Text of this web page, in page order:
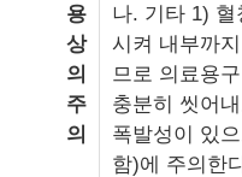
용
상
의
주
의
나. 기타 1)
시켜 내부까
므로 의료용
충분히 씻어
폭발성이 있
함)에 주의한